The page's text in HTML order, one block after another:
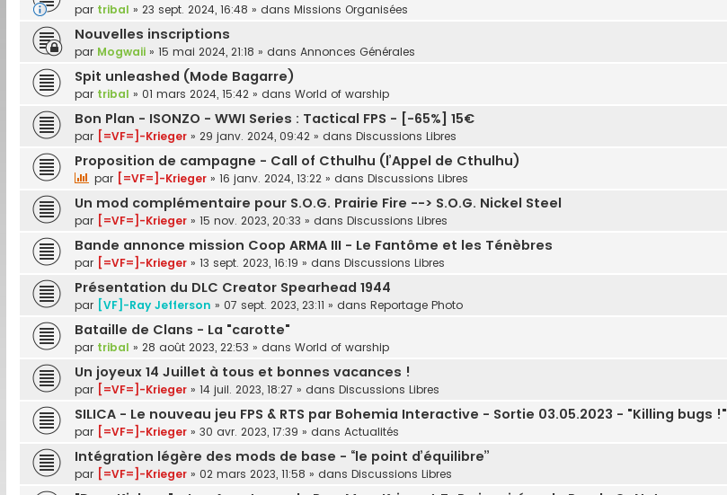
par tribal » 23 sept. 2024, 16:48 » dans Missions Organisées
Nouvelles inscriptions
par Mogwaii » 15 mai 2024, 21:18 » dans Annonces Générales
Spit unleashed (Mode Bagarre)
par tribal » 01 mars 2024, 15:42 » dans World of warship
Bon Plan - ISONZO - WWI Series : Tactical FPS - [-65%] 15€
par [=VF=]-Krieger » 29 janv. 2024, 09:42 » dans Discussions Libres
Proposition de campagne - Call of Cthulhu (l’Appel de Cthulhu)
par [=VF=]-Krieger » 16 janv. 2024, 13:22 » dans Discussions Libres
Un mod complémentaire pour S.O.G. Prairie Fire --> S.O.G. Nickel Steel
par [=VF=]-Krieger » 15 nov. 2023, 20:33 » dans Discussions Libres
Bande annonce mission Coop ARMA III - Le Fantôme et les Ténèbres
par [=VF=]-Krieger » 13 sept. 2023, 16:19 » dans Discussions Libres
Présentation du DLC Creator Spearhead 1944
par [VF]-Ray Jefferson » 07 sept. 2023, 23:11 » dans Reportage Photo
Bataille de Clans - La "carotte"
par tribal » 28 août 2023, 22:53 » dans World of warship
Un joyeux 14 Juillet à tous et bonnes vacances !
par [=VF=]-Krieger » 14 juil. 2023, 18:27 » dans Discussions Libres
SILICA - Le nouveau jeu FPS & RTS par Bohemia Interactive - Sortie 03.05.2023 - "Killing bugs !"
par [=VF=]-Krieger » 30 avr. 2023, 17:39 » dans Actualités
Intégration légère des mods de base - “le point d’équilibre”
par [=VF=]-Krieger » 02 mars 2023, 11:58 » dans Discussions Libres